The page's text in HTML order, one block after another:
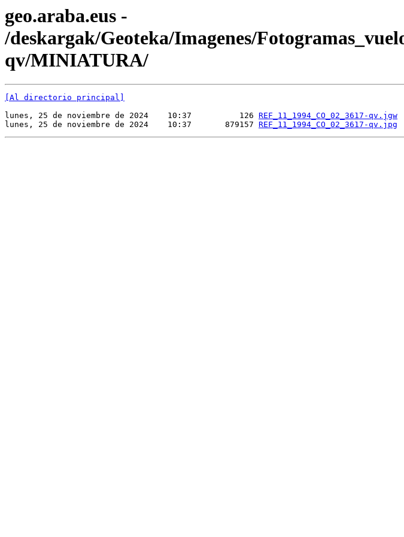
geo.araba.eus -
/deskargak/Geoteka/Imagenes/
qv/MINIATURA/
[Al directorio principal]
lunes, 25 de noviembre de 2024    10:37          126 REF_11_1994_CO_02_3617-qv.jgw
lunes, 25 de noviembre de 2024    10:37       879157 REF_11_1994_CO_02_3617-qv.jpg